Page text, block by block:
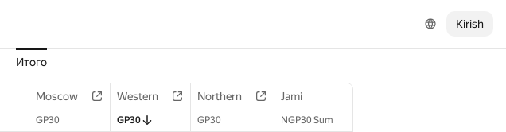
Kirish
Итого
Moscow Western Northern Jami
GP30 GP30 GP30 NGP30 Sum